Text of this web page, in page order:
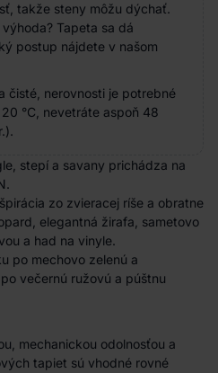
takže steny môžu dýchať.
Tapeta sa dá
postup nájdete v našom
čisté, nerovnosti je potrebné
°C, nevetráte aspoň 48
stepí a savany prichádza na
zo zvieracej ríše a obratne
elegantná žirafa, sametovo
a had na vinyle.
po mechovo zelenú a
večernú ružovú a púštnu
mechanickou odolnosťou a
tapiet sú vhodné rovné